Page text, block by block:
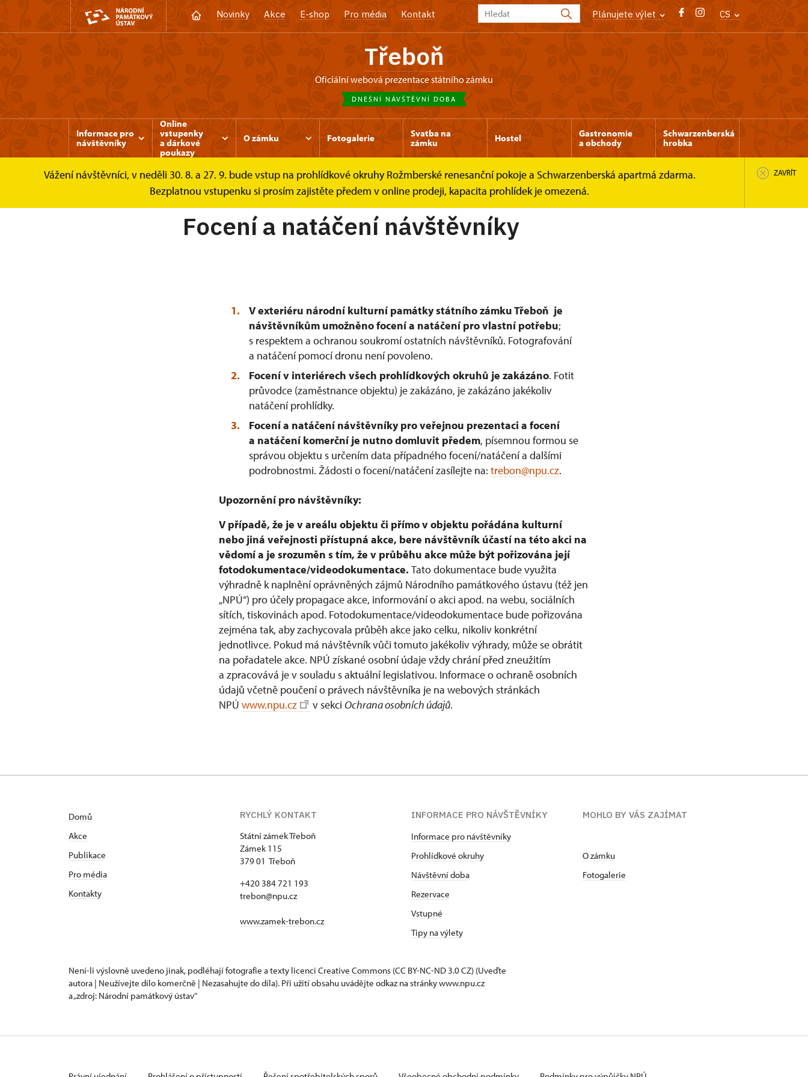
Novinky Akce E-shop Pro média Kontakt Plánujete výlet CS
Třeboň
oficiální webová prezentace státního zámku
DNEŠNÍ NÁVŠTĚVNÍ DOBA
Informace pro
návštěvníky
Online
vstupenky
a dárkové
poukazy
O zámku Fotogalerie
Svatba na
zámku
Hostel
Gastronomie
a obchody
Schwarzenberská
hrobka
Vážení návštěvníci, v neděli 30. 8. a 27. 9. bude vstup na prohlídkové okruhy Rožmberské renesanční pokoje a Schwarzenberská apartmá zdarma.
Bezplatnou vstupenku si prosím zajistěte předem v online prodeji, kapacita prohlídek je omezená.
ZAVŘÍT
Třeboň Informace pro návštěvníky Focení a natáčení návštěvníky
Focení a natáčení návštěvníky
V exteriéru národní kulturní památky státního zámku Třeboň je
návštěvníkům umožněno focení a natáčení pro vlastní potřebu;
s respektem a ochranou soukromí ostatních návštěvníků. Fotografování
a natáčení pomocí dronu není povoleno.
Focení v interiérech všech prohlídkových okruhů je zakázáno. Fotit
průvodce (zaměstnance objektu) je zakázáno, je zakázáno jakékoliv
natáčení prohlídky.
Focení a natáčení návštěvníky pro veřejnou prezentaci a focení
a natáčení komerční je nutno domluvit předem, písemnou formou se
správou objektu s určením data případného focení/natáčení a dalšími
podrobnostmi. Žádosti o focení/natáčení zasílejte na: trebon@npu.cz.
Upozornění pro návštěvníky:
V případě, že je v areálu objektu či přímo v objektu pořádána kulturní
nebo jiná veřejnosti přístupná akce, bere návštěvník účastí na této akci na
vědomí a je srozuměn s tím, že v průběhu akce může být pořizována její
fotodokumentace/videodokumentace. Tato dokumentace bude využita
výhradně k naplnění oprávněných zájmů Národního památkového ústavu (též jen
„NPÚ“) pro účely propagace akce, informování o akci apod. na webu, sociálních
sítích, tiskovinách apod. Fotodokumentace/videodokumentace bude pořizována
zejména tak, aby zachycovala průběh akce jako celku, nikoliv konkrétní
jednotlivce. Pokud má návštěvník vůči tomuto jakékoliv výhrady, může se obrátit
na pořadatele akce. NPÚ získané osobní údaje vždy chrání před zneužitím
a zpracovává je v souladu s aktuální legislativou. Informace o ochraně osobních
údajů včetně poučení o právech návštěvníka je na webových stránkách
NPÚ www.npu.cz v sekci Ochrana osobních údajů.
Domů
Akce
Publikace
Pro média
Kontakty
RYCHLÝ KONTAKT
Státní zámek Třeboň
Zámek 115
379 01 Třeboň
+420 384 721 193
trebon@npu.cz
www.zamek-trebon.cz
INFORMACE PRO NÁVŠTĚVNÍKY
Informace pro návštěvníky
Prohlídkové okruhy
Návštěvní doba
Rezervace
Vstupné
Tipy na výlety
MOHLO BY VÁS ZAJÍMAT
O zámku
Fotogalerie
Není-li výslovně uvedeno jinak, podléhají fotografie a texty licenci Creative Commons (CC BY-NC-ND 3.0 CZ) (Uveďte
autora | Neužívejte dílo komerčně | Nezasahujte do díla). Při užití obsahu uvádějte odkaz na stránky www.npu.cz
a „zdroj: Národní památkový ústav“